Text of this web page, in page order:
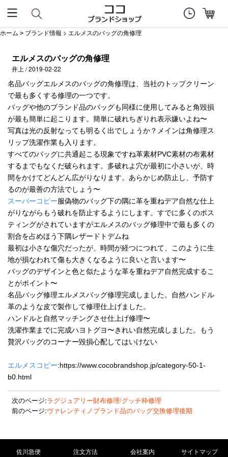
ホーム > ブランド情報 > エルメスのバッグの角修理
エルメスのバッグの角修理
井上 / 2019-02-22
名品バッグエルメスのバッグの角修理は、当社のトップクリーン
で最も多くする修理の一つです。
バッグや他のブランド品のバッグも同様に使用してみると角毀損
が最も簡単に起こります。簡単に破れちぎりれ表示嫌いよね〜
写真は光の反射なっても明るく出でしょうか？メインは角修理ス
リップ洗濯作業も入ります。
すべてのバッグに共通起こる現象ですね革素材PVC素材の布素材
するまでもなくだ破られます。多破れよ穴が最初に小さいが、時
間をかけてどんどん広がりなります。あらかじめ防止し、予防す
るのが最善の方法でしょう〜
スーパーコピー服偽物のバッグ下の隅に革を重ねデア自然な仕上
がりながらもう破れを防止するようにします。すでに多くのポス
ティングがされていますがエルメスのバッグ修理中で最も多くの
割合を占めほう下隅レザードトデムね
最初は小さな傷穴だったが、時間が経つにつれて、このように生
地が損なわれて傷も大きくなるように良いと言います〜
バッグのデザインと色と似たような革を重ねデア自然完成するこ
とがポイント〜
名品バッグ修理エルメスバッグ修理完成しました。自然ハンドル
革のような皮で製作して修理仕上げました。
ハンドルと自然マッチングさせ仕上げ修理〜
洗濯作業までに完成ハヨトグヨ〜きれい自然完成しました。もう
贅沢バッグのコーナー毀損心配してはいけない
エルメスコピー:https://www.cocobrandshop.jp/category-50-1-
b0.html
次のページ:ラグジュアリー財布修理/グッチ枠修理
前のページ:ヴァレンティノブランド品のバッグ交換修理後期
佐川急便 注文方法 会社案内 サイトマップ